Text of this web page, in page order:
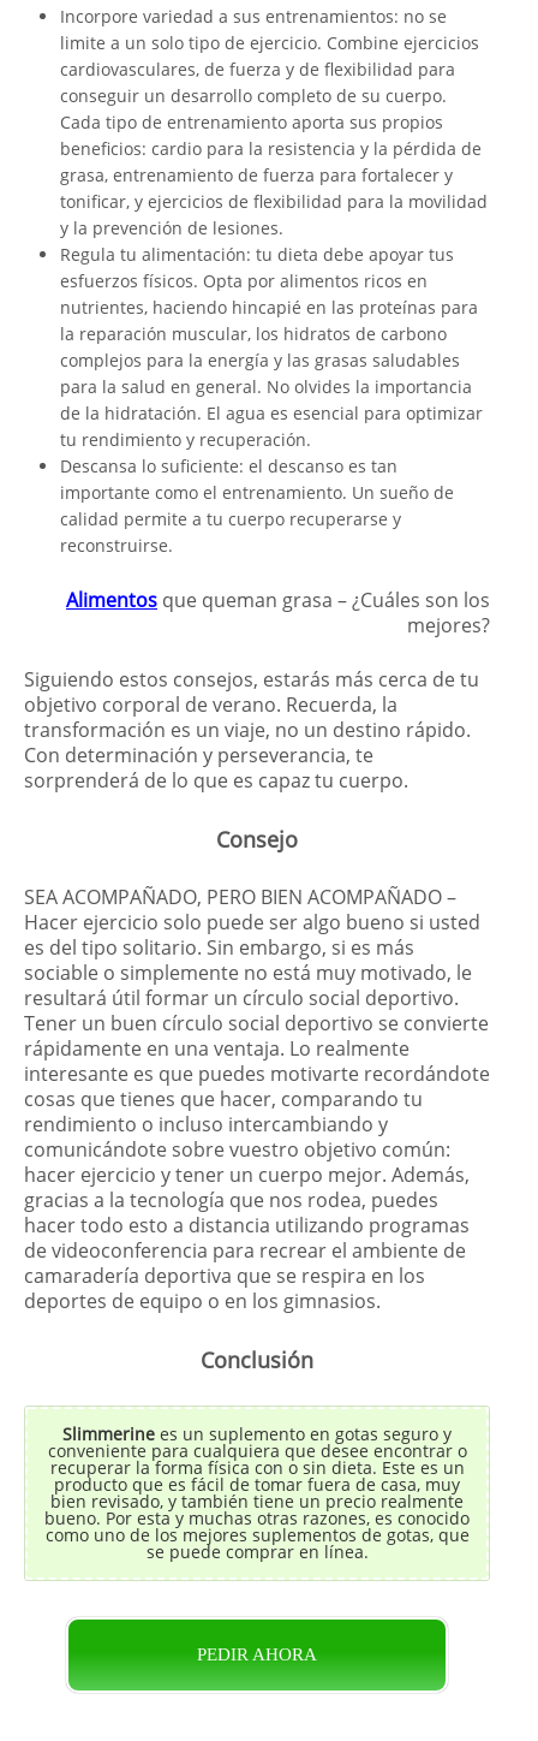
Incorpore variedad a sus entrenamientos: no se
limite a un solo tipo de ejercicio. Combine ejercicios
cardiovasculares, de fuerza y de flexibilidad para
conseguir un desarrollo completo de su cuerpo.
Cada tipo de entrenamiento aporta sus propios
beneficios: cardio para la resistencia y la pérdida de
grasa, entrenamiento de fuerza para fortalecer y
tonificar, y ejercicios de flexibilidad para la movilidad
y la prevención de lesiones.
Regula tu alimentación: tu dieta debe apoyar tus
esfuerzos físicos. Opta por alimentos ricos en
nutrientes, haciendo hincapié en las proteínas para
la reparación muscular, los hidratos de carbono
complejos para la energía y las grasas saludables
para la salud en general. No olvides la importancia
de la hidratación. El agua es esencial para optimizar
tu rendimiento y recuperación.
Descansa lo suficiente: el descanso es tan
importante como el entrenamiento. Un sueño de
calidad permite a tu cuerpo recuperarse y
reconstruirse.
Alimentos que queman grasa – ¿Cuáles son los
mejores?
Siguiendo estos consejos, estarás más cerca de tu
objetivo corporal de verano. Recuerda, la
transformación es un viaje, no un destino rápido.
Con determinación y perseverancia, te
sorprenderá de lo que es capaz tu cuerpo.
Consejo
SEA ACOMPAÑADO, PERO BIEN ACOMPAÑADO –
Hacer ejercicio solo puede ser algo bueno si usted
es del tipo solitario. Sin embargo, si es más
sociable o simplemente no está muy motivado, le
resultará útil formar un círculo social deportivo.
Tener un buen círculo social deportivo se convierte
rápidamente en una ventaja. Lo realmente
interesante es que puedes motivarte recordándote
cosas que tienes que hacer, comparando tu
rendimiento o incluso intercambiando y
comunicándote sobre vuestro objetivo común:
hacer ejercicio y tener un cuerpo mejor. Además,
gracias a la tecnología que nos rodea, puedes
hacer todo esto a distancia utilizando programas
de videoconferencia para recrear el ambiente de
camaradería deportiva que se respira en los
deportes de equipo o en los gimnasios.
Conclusión
Slimmerine es un suplemento en gotas seguro y
conveniente para cualquiera que desee encontrar o
recuperar la forma física con o sin dieta. Este es un
producto que es fácil de tomar fuera de casa, muy
bien revisado, y también tiene un precio realmente
bueno. Por esta y muchas otras razones, es conocido
como uno de los mejores suplementos de gotas, que
se puede comprar en línea.
PEDIR AHORA